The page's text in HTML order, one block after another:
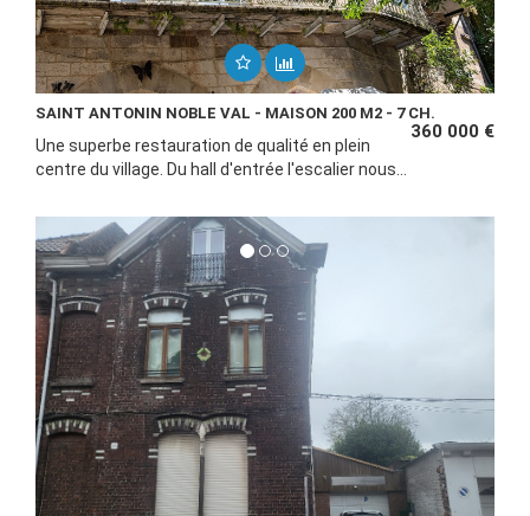
SAINT ANTONIN NOBLE VAL - MAISON 200 M2 - 7 CH.
360 000 €
Une superbe restauration de qualité en plein
centre du village. Du hall d'entrée l'escalier nous...